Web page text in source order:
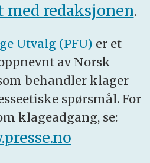
redaksjonen.
Utvalg (PFU) er et
av Norsk
behandler klager
spørsmål. For
klageadgang, se: